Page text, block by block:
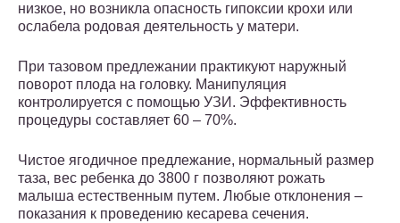
низкое, но возникла опасность гипоксии крохи или
ослабела родовая деятельность у матери.
При тазовом предлежании практикуют наружный
поворот плода на головку. Манипуляция
контролируется с помощью УЗИ. Эффективность
процедуры составляет 60 – 70%.
Чистое ягодичное предлежание, нормальный размер
таза, вес ребенка до 3800 г позволяют рожать
малыша естественным путем. Любые отклонения –
показания к проведению кесарева сечения.